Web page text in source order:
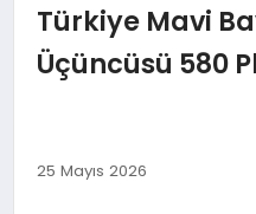
DÜNYA
SPOR
Türkiye Mavi
Üçüncüsü 580
25 Mayıs 2026